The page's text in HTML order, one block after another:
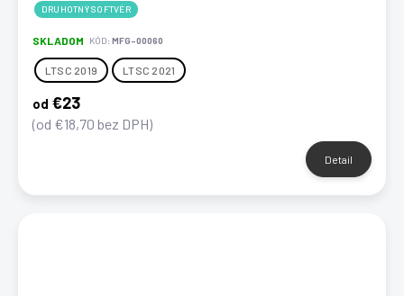
DRUHOTNÝ SOFTVÉR
SKLADOM KÓD: MFG-00060
LTSC 2019 LTSC 2021
od €23
(od €18,70 bez DPH)
Detail